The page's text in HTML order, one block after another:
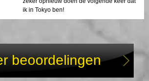
ik in Tokyo ben!
beoordelingen